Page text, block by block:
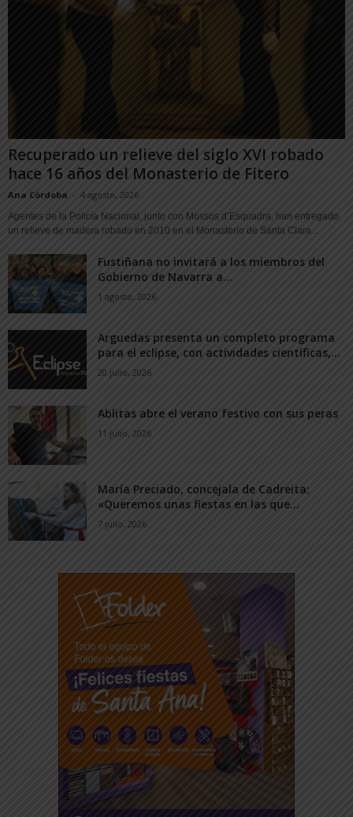
Recuperado un relieve del siglo XVI robado
hace 16 años del Monasterio de Fitero
Ana Córdoba - 4 agosto, 2026
Agentes de la Policía Nacional, junto con Mossos d’Esquadra, han entregado
un relieve de madera robado en 2010 en el Monasterio de Santa Clara...
Fustiñana no invitará a los miembros del
Gobierno de Navarra a...
1 agosto, 2026
Arguedas presenta un completo programa
para el eclipse, con actividades científicas,...
20 julio, 2026
Ablitas abre el verano festivo con sus peras
11 julio, 2026
María Preciado, concejala de Cadreita:
«Queremos unas fiestas en las que...
7 julio, 2026